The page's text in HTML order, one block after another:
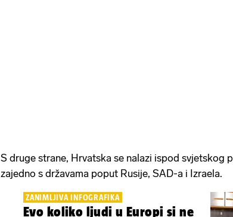
S druge strane, Hrvatska se nalazi ispod svjetskog
zajedno s državama poput Rusije, SAD-a i Izraela.
ZANIMLJIVA INFOGRAFIKA
Evo koliko ljudi u Europi si ne